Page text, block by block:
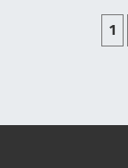
1